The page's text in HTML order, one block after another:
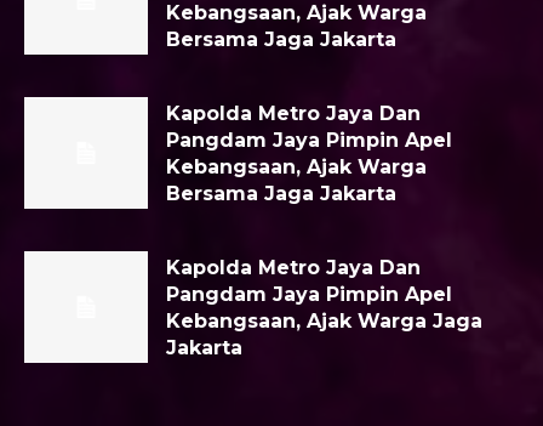
Kebangsaan, Ajak Warga
Bersama Jaga Jakarta
Kapolda Metro Jaya Dan
Pangdam Jaya Pimpin Apel
Kebangsaan, Ajak Warga
Bersama Jaga Jakarta
Kapolda Metro Jaya Dan
Pangdam Jaya Pimpin Apel
Kebangsaan, Ajak Warga Jaga
Jakarta